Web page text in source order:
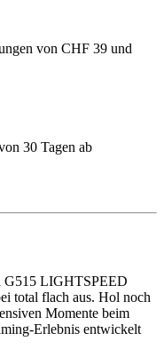
von CHF 39 und
30 Tagen ab
G515 LIGHTSPEED
total flach aus. Hol noch
Momente beim
Erlebnis entwickelt